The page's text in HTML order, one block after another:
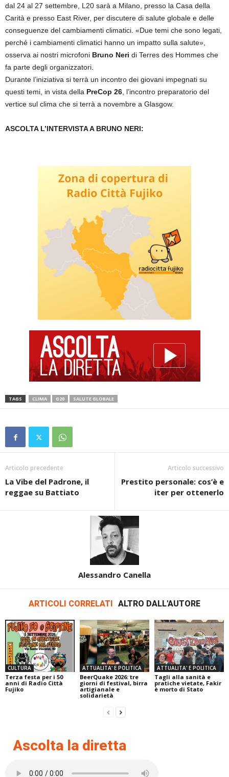
dal 24 al 27 settembre, L20 sarà a Milano, presso la Casa della
Carità e presso East River, per discutere di salute globale e delle
conseguenze del cambiamenti climatici. «Due temi che sono legati,
perché i cambiamenti climatici hanno un impatto sulla salute»,
osserva ai nostri microfoni Bruno Neri di Terres des Hommes che
fa parte degli organizzatori.
Durante l’iniziativa si terrà un incontro dei giovani impegnati su
questi temi, in vista della PreCop 26, l’incontro preparatorio del
vertice sul clima che si terrà a novembre a Glasgow.
ASCOLTA L’INTERVISTA A BRUNO NERI:
TAGS CLIMA G20 SALUTE GLOBALE
Articolo precedente
La Vibe del Padrone, il
reggae su Battiato
Articolo successivo
Prestito personale: cos’è e
iter per ottenerlo
Alessandro Canella
ARTICOLI CORRELATI ALTRO DALL'AUTORE
CULTURA
Terza festa per i 50
anni di Radio Città
Fujiko
ATTUALITA' E POLITICA
BeerQuake 2026: tre
giorni di festival, birra
artigianale e
solidarietà
ATTUALITA' E POLITICA
Tagli alla sanità e
pratiche vietate, Fakir
è morto di Stato
Ascolta la diretta